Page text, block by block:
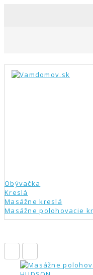
Obývačka
Kreslá
Masážne kreslá
Masážne polohovacie